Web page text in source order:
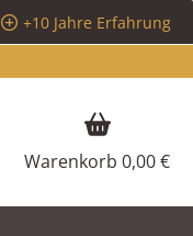
+10 Jahre Erfahrung
auf dem Merkzettel
Warenkorb 0,00 €